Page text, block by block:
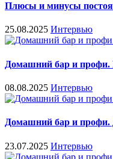
Плюсы и минусы
25.08.2025 Интервью
Домашний бар и
08.08.2025 Интервью
Домашний бар и профи.
23.07.2025 Интервью